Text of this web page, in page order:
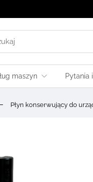
maszyn Pytania
Płyn konserwujący do